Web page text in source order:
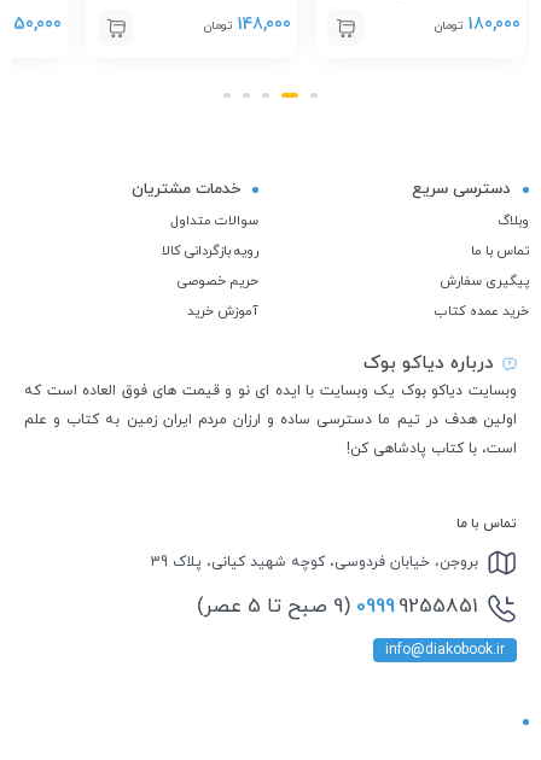
Make your bed180,000 تومان 148,000 تومان 550,000
دسترسی سریع
وبلاگ
تماس با ما
پیگیری سفارش
خرید عمده کتاب
خدمات مشتریان
سوالات متداول
رویه بازگردانی کالا
حریم خصوصی
آموزش خرید
درباره دیاکو بوک
وبسایت دیاکو بوک یک وبسایت با ایده ای نو و قیمت های فوق العاده است که
اولین هدف در تیم ما دسترسی ساده و ارزان مردم ایران زمین به کتاب و علم
است، با کتاب پادشاهی کن!
تماس با ما
بروجن، خیابان فردوسی، کوچه شهید کیانی، پلاک 39
09999255851 (9 صبح تا 5 عصر)
info@diakobook.ir